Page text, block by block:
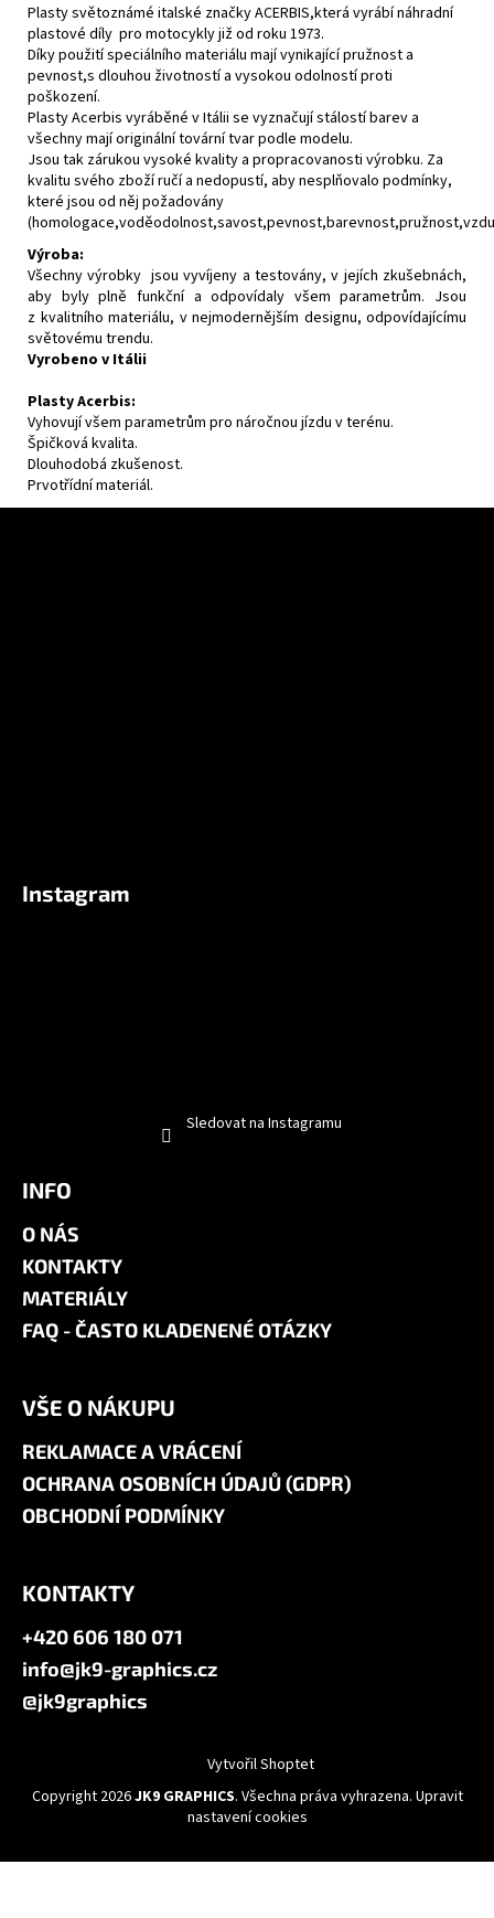
Plasty světoznámé italské značky ACERBIS,která vyrábí náhradní
plastové díly pro motocykly již od roku 1973.
Díky použití speciálního materiálu mají vynikající pružnost a
pevnost,s dlouhou životností a vysokou odolností proti
poškození.
Plasty Acerbis vyráběné v Itálii se vyznačují stálostí barev a
všechny mají originální tovární tvar podle modelu.
Jsou tak zárukou vysoké kvality a propracovanosti výrobku. Za
kvalitu svého zboží ručí a nedopustí, aby nesplňovalo podmínky,
které jsou od něj požadovány
Výroba:
Všechny výrobky jsou vyvíjeny a testovány, v jejích zkušebnách,
aby byly plně funkční a odpovídaly všem parametrům. Jsou
z kvalitního materiálu, v nejmodernějším designu, odpovídajícímu
světovému trendu.
Vyrobeno v Itálii
Plasty Acerbis:
Vyhovují všem parametrům pro náročnou jízdu v terénu.
Špičková kvalita.
Dlouhodobá zkušenost.
Prvotřídní materiál.
Instagram
Sledovat na Instagramu
INFO
O NÁS
KONTAKTY
MATERIÁLY
FAQ - ČASTO KLADENENÉ OTÁZKY
VŠE O NÁKUPU
REKLAMACE A VRÁCENÍ
OCHRANA OSOBNÍCH ÚDAJŮ (GDPR)
OBCHODNÍ PODMÍNKY
KONTAKTY
+420 606 180 071
info@jk9-graphics.cz
@jk9graphics
Vytvořil Shoptet
Copyright 2026JK9 GRAPHICS. Všechna práva vyhrazena. Upravit
nastavení cookies